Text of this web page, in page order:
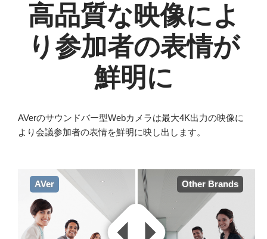
マイク・スピー
カー一体型
高品質な映像によ
り参加者の表情が
鮮明に
AVerのサウンドバー型Webカメラは最大4K出力の映像に
より会議参加者の表情を鮮明に映し出します。
AVer Other Brands